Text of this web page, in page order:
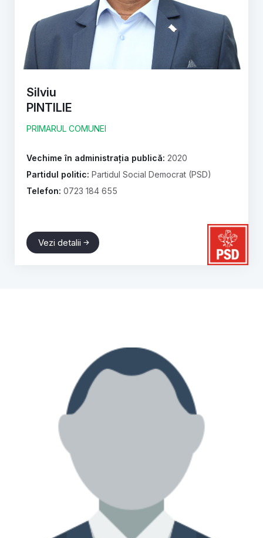
Silviu
PINTILIE
PRIMARUL COMUNEI
Vechime în administrația publică: 2020
Partidul politic: Partidul Social Democrat (PSD)
Telefon: 0723 184 655
Vezi detalii